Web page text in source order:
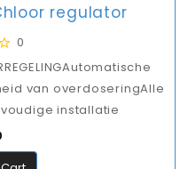
regulator
0
van overdoseringAlle
installatie